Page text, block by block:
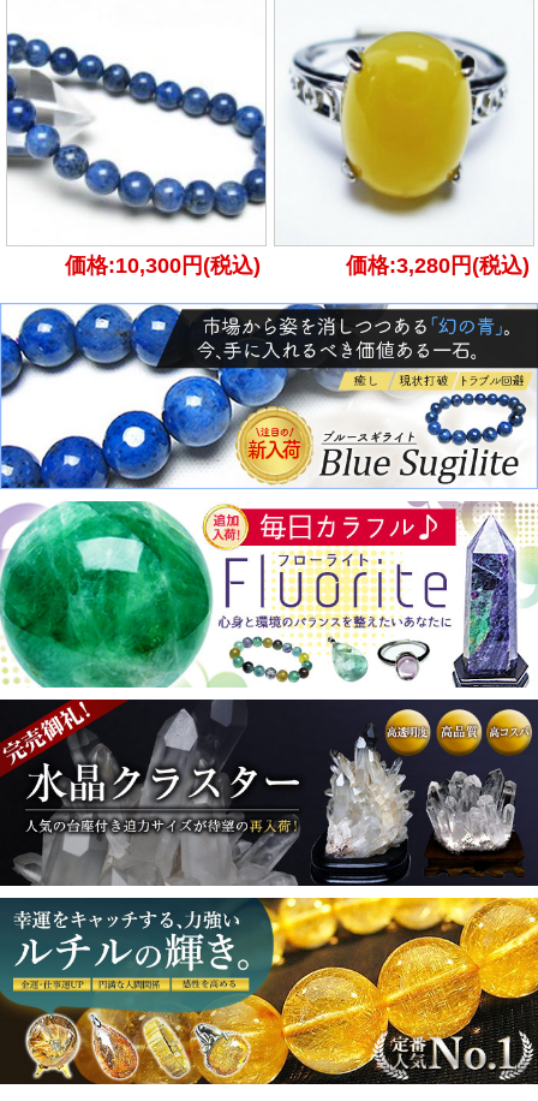
価格:10,300円(税込) 価格:3,280円(税込)